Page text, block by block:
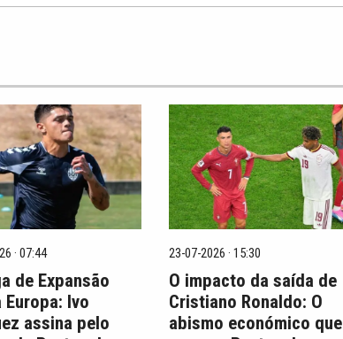
· 07:44
de Expansão
Europa: Ivo
assina pelo
23-07-2026 · 15:30
O impacto da saída de
Cristiano Ronaldo: O
abismo económico que